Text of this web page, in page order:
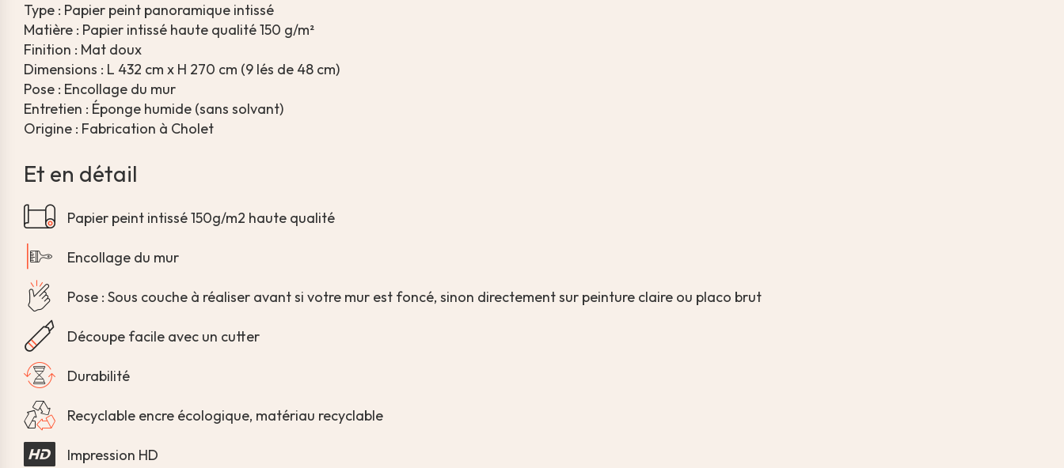
Type : Papier peint panoramique intissé
Matière : Papier intissé haute qualité 150 g/m²
Finition : Mat doux
Dimensions : L 432 cm x H 270 cm (9 lés de 48 cm)
Pose : Encollage du mur
Entretien : Éponge humide (sans solvant)
Origine : Fabrication à Cholet
Et en détail
Papier peint intissé 150g/m2 haute qualité
Encollage du mur
Pose : Sous couche à réaliser avant si votre mur est foncé, sinon directement sur peinture claire ou placo brut
Découpe facile avec un cutter
Durabilité
Recyclable encre écologique, matériau recyclable
Impression HD